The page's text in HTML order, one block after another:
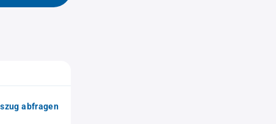
abfragen